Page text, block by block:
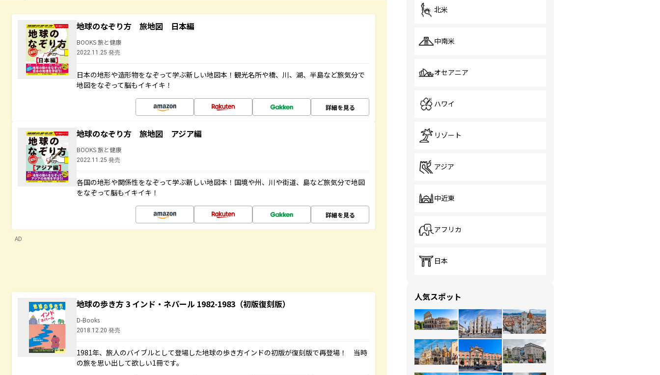
地球のなぞり方 旅地図 日本編
BOOKS 旅と健康
2022.11.25 発売
日本の地形や造形物をなぞって学ぶ新しい地図本！観光名所や橋、川、湖、半島など旅気分で
地図をなぞって脳もイキイキ！
詳細を見る
地球のなぞり方 旅地図 アジア編
BOOKS 旅と健康
2022.11.25 発売
各国の地形や関係性をなぞって学ぶ新しい地図本！国境や州、川や街道、島など旅気分で地図
をなぞって脳もイキイキ！
詳細を見る
AD
地球の歩き方 3 インド・ネパール 1982-1983（初版復刻版）
D-Books
2018.12.20 発売
1981年、旅人のバイブルとして登場した地球の歩き方インドの初版が復刻版で再登場！ 当時
の旅を思い出して欲しい1冊です。
北米
中南米
オセアニア
ハワイ
リゾート
アジア
中近東
アフリカ
日本
人気スポット